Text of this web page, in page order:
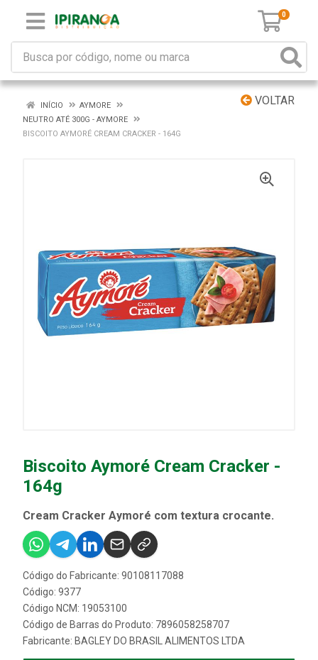
0
VOLTAR
INÍCIO
AYMORE
NEUTRO ATÉ 300G - AYMORE
BISCOITO AYMORÉ CREAM CRACKER - 164G
Biscoito Aymoré Cream Cracker -
164g
Cream Cracker Aymoré com textura crocante.
Código do Fabricante: 90108117088
Código: 9377
Código NCM: 19053100
Código de Barras do Produto: 7896058258707
Fabricante: BAGLEY DO BRASIL ALIMENTOS LTDA